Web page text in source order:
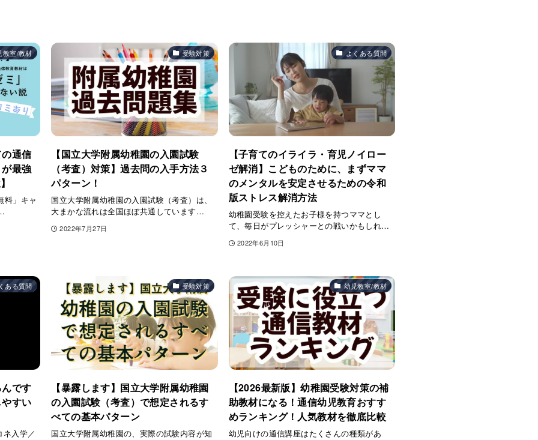
教室/教材
通信
最強
料」キャ
受験対策
【国立大学附属幼稚園の入園試験
（考査）対策】過去問の入手方法３
パターン！
国立大学附属幼稚園の入園試験（考査）は、
大まかな流れは全国ほぼ共通しています…
2022年7月27日
よくある質問
【子育てのイライラ・育児ノイロー
ゼ解消】こどものために、まずママ
のメンタルを安定させるための令和
版ストレス解消方法
幼稚園受験を控えたお子様を持つママとし
て、毎日がプレッシャーとの戦いかもしれ…
2022年6月10日
ある質問
です
すい
入学／
受験対策
【暴露します】国立大学附属幼稚園
の入園試験（考査）で想定されるす
べての基本パターン
国立大学附属幼稚園の、実際の試験内容が知
幼児教室/教材
【2026最新版】幼稚園受験対策の補
助教材になる！通信幼児教育おすす
めランキング！人気教材を徹底比較
幼児向けの通信講座はたくさんの種類があ